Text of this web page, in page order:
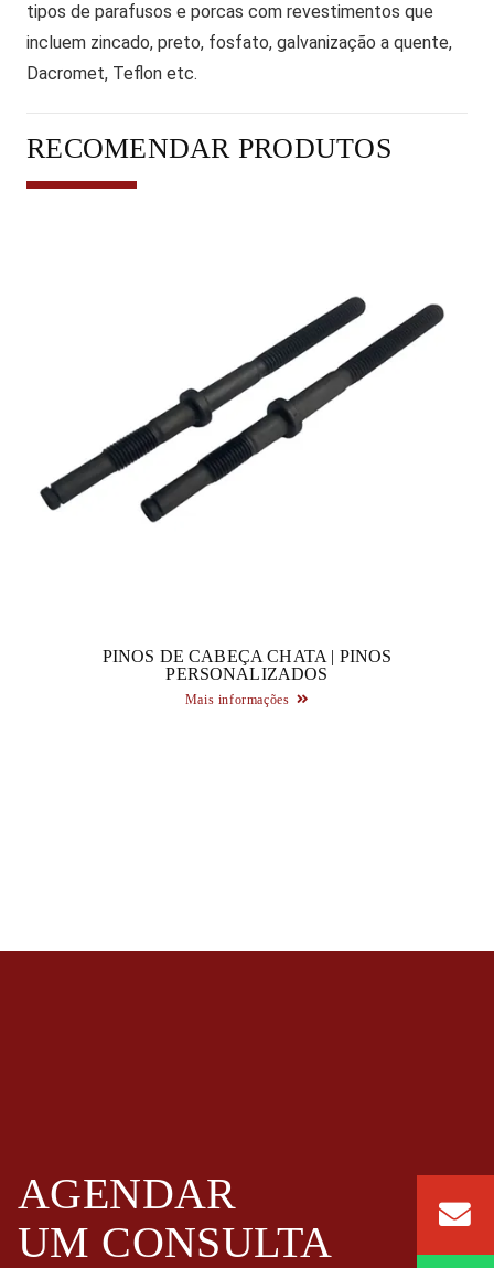
tipos de parafusos e porcas com revestimentos que
incluem zincado, preto, fosfato, galvanização a quente,
Dacromet, Teflon etc.
RECOMENDAR PRODUTOS
PINOS DE CABEÇA CHATA | PINOS
PERSONALIZADOS
Mais informações
AGENDAR
UM CONSULTA